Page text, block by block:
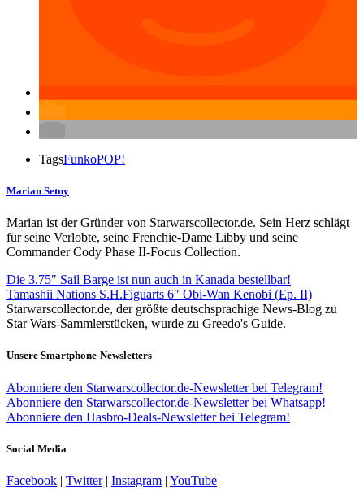
TagsFunkoPOP!
Marian Setny
Marian ist der Gründer von Starwarscollector.de. Sein Herz schlägt
für seine Verlobte, seine Frenchie-Dame Libby und seine
Commander Cody Phase II-Focus Collection.
Die 3.75″ Sail Barge ist nun auch in Kanada bestellbar!
Tamashii Nations S.H.Figuarts 6″ Obi-Wan Kenobi (Ep. II)
Starwarscollector.de, der größte deutschsprachige News-Blog zu
Star Wars-Sammlerstücken, wurde zu Greedo's Guide.
Unsere Smartphone-Newsletters
Abonniere den Starwarscollector.de-Newsletter bei Telegram!
Abonniere den Starwarscollector.de-Newsletter bei Whatsapp!
Abonniere den Hasbro-Deals-Newsletter bei Telegram!
Social Media
Facebook | Twitter| Instagram | YouTube